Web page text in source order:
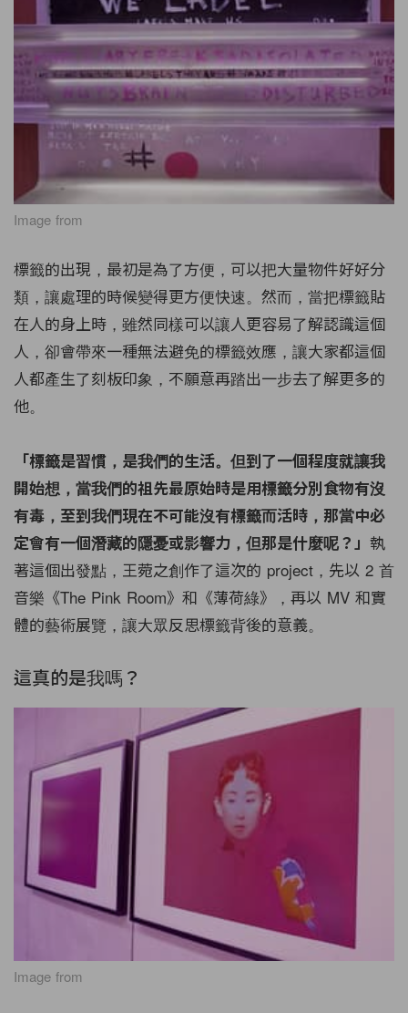
Image from
標籤的出現，最初是為了方便，可以把大量物件好好分
類，讓處理的時候變得更方便快速。然而，當把標籤貼
在人的身上時，雖然同樣可以讓人更容易了解認識這個
人，卻會帶來一種無法避免的標籤效應，讓大家都這個
人都產生了刻板印象，不願意再踏出一步去了解更多的
他。
「標籤是習慣，是我們的生活。但到了一個程度就讓我
開始想，當我們的祖先最原始時是用標籤分別食物有沒
有毒，至到我們現在不可能沒有標籤而活時，那當中必
定會有一個潛藏的隱憂或影響力，但那是什麼呢？」 執
著這個出發點，王菀之創作了這次的 project，先以 2 首
音樂《The Pink Room》和《薄荷綠》，再以 MV 和實
體的藝術展覽，讓大眾反思標籤背後的意義。
這真的是我嗎？
Image from